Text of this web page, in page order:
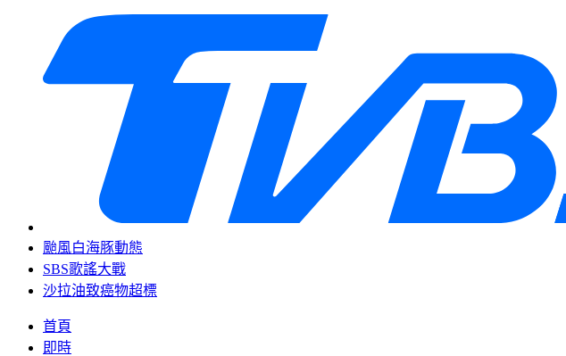
颱風白海豚動態
SBS歌謠大戰
沙拉油致癌物超標
首頁
即時